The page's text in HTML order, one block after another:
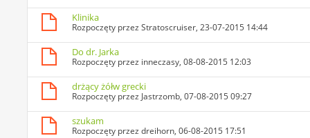
Klinika
Rozpoczęty przezStratoscruiser, 23-07-2015 14:44
Do dr. Jarka
Rozpoczęty przez inneczasy, 08-08-2015 12:03
drżący żółw grecki
Rozpoczęty przez Jastrzomb, 07-08-2015 09:27
szukam
Rozpoczęty przezdreihorn, 06-08-2015 17:51